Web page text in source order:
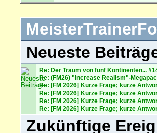
Neueste
Re: Der Traum von fünf Kontinenten...
Re: (FM26) "Increase Realism"-
Re: [FM 2026] Kurze Frage; kurze
Re: [FM 2026] Kurze Frage; kurze
Re: [FM 2026] Kurze Frage; kurze
Re: [FM 2026] Kurze Frage; kurze
Zukünftige